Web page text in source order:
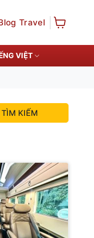
Travel
VIỆT
TÌM KIẾM